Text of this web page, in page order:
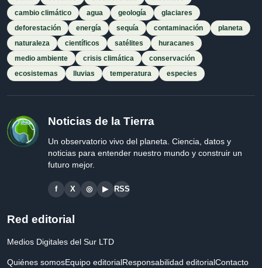
cambio climático
agua geología
glaciares
deforestación
energía sequía contaminación
planeta
naturaleza
científicos satélites
huracanes
medio ambiente
crisis climática
conservación
ecosistemas
lluvias temperatura especies
Noticias de la Tierra
Un observatorio vivo del planeta. Ciencia, datos y
noticias para entender nuestro mundo y construir un
futuro mejor.
f X ◎ ▶ RSS
Red editorial
Medios Digitales del Sur LTD
Quiénes somosEquipo editorialResponsabilidad editorialContacto